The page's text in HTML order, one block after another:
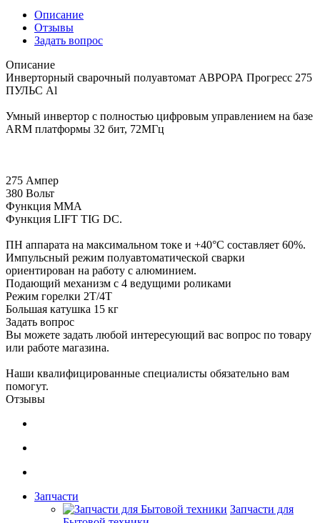
Описание
Отзывы
Задать вопрос
Описание
Инверторный сварочный полуавтомат АВРОРА Прогресс 275
ПУЛЬС Al
Умный инвертор с полностью цифровым управлением на базе
ARM платформы 32 бит, 72МГц
275 Ампер
380 Вольт
Функция ММА
Функция LIFT TIG DC.
ПН аппарата на максимальном токе и +40°С составляет 60%.
Импульсный режим полуавтоматической сварки
ориентирован на работу с алюминием.
Подающий механизм с 4 ведущими роликами
Режим горелки 2Т/4Т
Большая катушка 15 кг
Задать вопрос
Вы можете задать любой интересующий вас вопрос по товару
или работе магазина.
Наши квалифицированные специалисты обязательно вам
помогут.
Отзывы
Запчасти
Запчасти для